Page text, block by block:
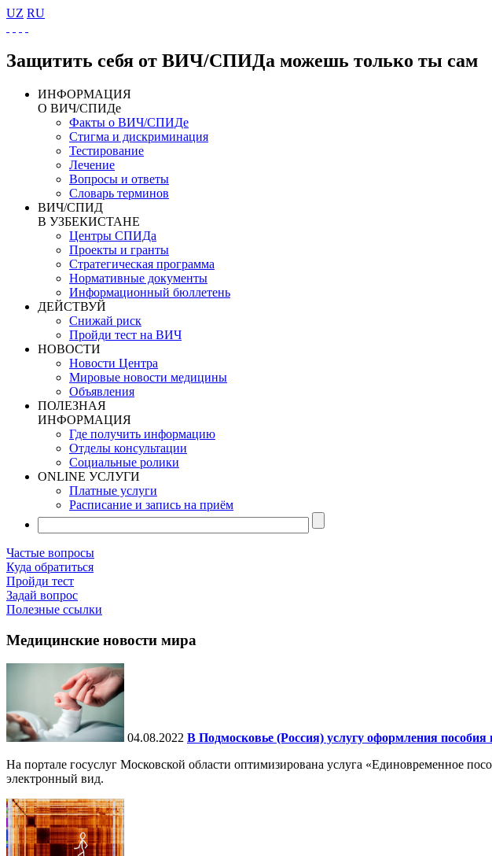
UZ RU
Защитить себя от ВИЧ/СПИДа можешь только ты сам
ИНФОРМАЦИЯ
О ВИЧ/СПИДе
Факты о ВИЧ/СПИДе
Стигма и дискриминация
Тестирование
Лечение
Вопросы и ответы
Словарь терминов
ВИЧ/СПИД
В УЗБЕКИСТАНЕ
Центры СПИДа
Проекты и гранты
Стратегическая программа
Нормативные документы
Информационный бюллетень
ДЕЙСТВУЙ
Снижай риск
Пройди тест на ВИЧ
НОВОСТИ
Новости Центра
Мировые новости медицины
Объявления
ПОЛЕЗНАЯ
ИНФОРМАЦИЯ
Где получить информацию
Отделы консультации
Социальные ролики
ONLINE УСЛУГИ
Платные услуги
Расписание и запись на приём
Частые вопросы
Куда обратиться
Пройди тест
Задай вопрос
Полезные ссылки
Медицинские новости мира
04.08.2022 В Подмосковье (Россия) услугу оформления
На портале госуслуг Московской области оптимизирована услуга «Единовременное
электронный вид.